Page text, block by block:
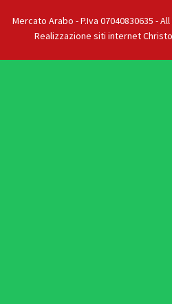
Mercato Arabo - P.Iva 07040830635 -
Realizzazione siti internet